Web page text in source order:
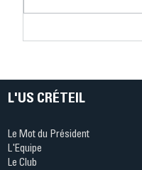
L'US CRÉTEIL
Le Mot du Président
L'Equipe
Le Club